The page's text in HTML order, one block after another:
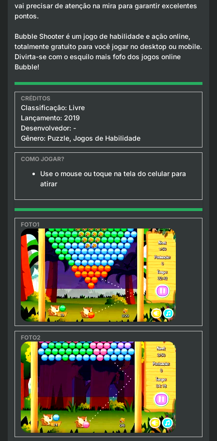
vai precisar de atenção na mira para garantir excelentes
pontos.
Bubble Shooter é um jogo de habilidade e ação online,
totalmente gratuito para você jogar no desktop ou mobile.
Divirta-se com o esquilo mais fofo dos jogos online
Bubble!
Classificação: Livre
Lançamento: 2019
Desenvolvedor: -
Gênero: Puzzle, Jogos de Habilidade
Use o mouse ou toque na tela do celular para
atirar